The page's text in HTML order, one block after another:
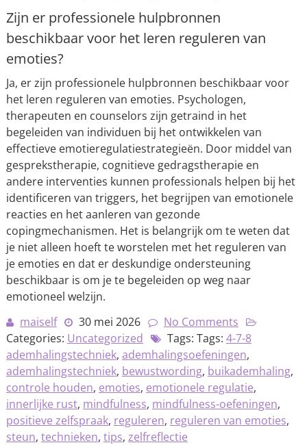
Zijn er professionele hulpbronnen
beschikbaar voor het leren reguleren van
emoties?
Ja, er zijn professionele hulpbronnen beschikbaar voor
het leren reguleren van emoties. Psychologen,
therapeuten en counselors zijn getraind in het
begeleiden van individuen bij het ontwikkelen van
effectieve emotieregulatiestrategieën. Door middel van
gesprekstherapie, cognitieve gedragstherapie en
andere interventies kunnen professionals helpen bij het
identificeren van triggers, het begrijpen van emotionele
reacties en het aanleren van gezonde
copingmechanismen. Het is belangrijk om te weten dat
je niet alleen hoeft te worstelen met het reguleren van
je emoties en dat er deskundige ondersteuning
beschikbaar is om je te begeleiden op weg naar
emotioneel welzijn.
maiself
30 mei 2026
No Comments
Categories: Uncategorized Tags: Tags: 4-7-8
ademhalingstechniek, ademhalingsoefeningen,
ademhalingstechniek, bewustwording, buikademhaling,
controle houden, emoties, emotionele regulatie,
innerlijke rust, mindfulness, mindfulness-oefeningen,
positieve zelfspraak, reguleren, reguleren van emoties,
steun, technieken, tips, zelfreflectie